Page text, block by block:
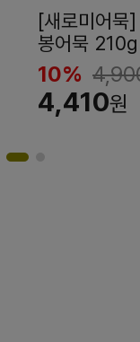
[새로미어묵
봉어묵 210g
10%
4,410원